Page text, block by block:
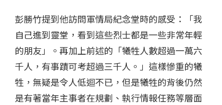
彭勝竹提到他訪問軍情局紀念堂時的感受：「我
自己進到靈堂，看到這些烈士都是一些非常年輕
的朋友」。再加上前述的「犧牲人數超過一萬六
千人，有事蹟可考超過三千人。」這樣慘重的犧
牲，無疑是令人低迴不已，但是犧牲的背後仍然
是有著當年主事者在規劃、執行情報任務等層面